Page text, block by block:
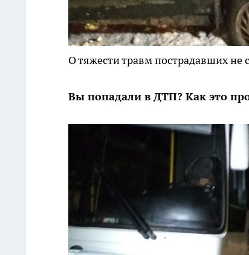
О тяжести травм пострадавших не
Вы попадали в ДТП? Как это